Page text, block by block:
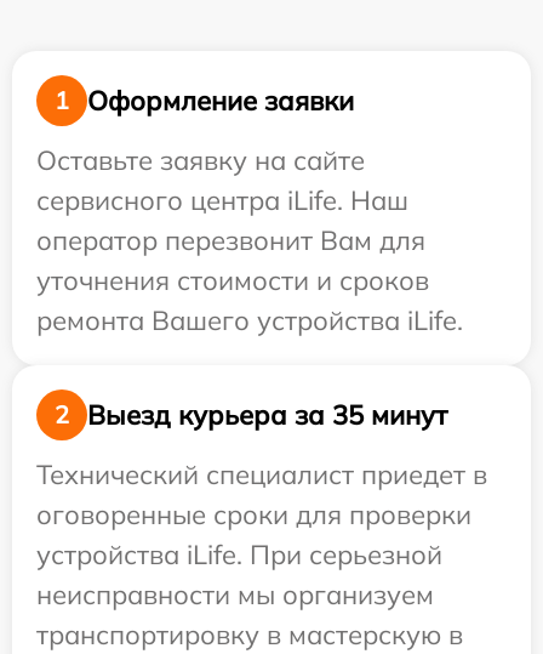
1
Оформление заявки
Оставьте заявку на сайте
сервисного центра iLife. Наш
оператор перезвонит Вам для
уточнения стоимости и сроков
ремонта Вашего устройства iLife.
2
Выезд курьера за 35 минут
Технический специалист приедет в
оговоренные сроки для проверки
устройства iLife. При серьезной
неисправности мы организуем
транспортировку в мастерскую в